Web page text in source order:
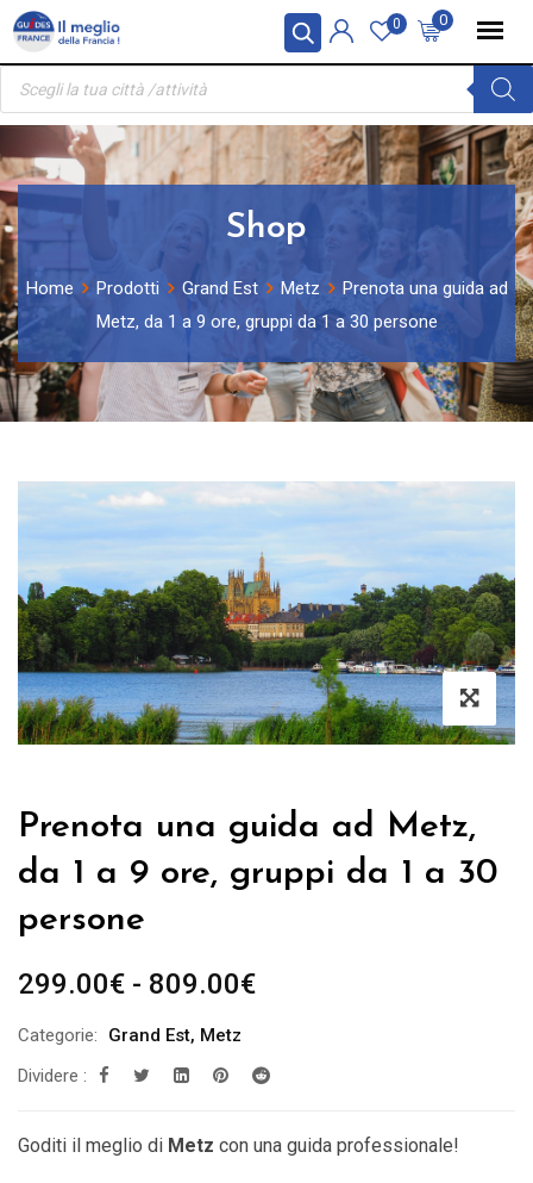
Pannello di gestione dei cookies
Skip
content
0
0
Ricerca
prodotti
Shop
Home Prodotti Grand Est Metz
Prenota una guida ad
Metz, da 1 a 9 ore, gruppi da 1 a 30 persone
Prenota una guida ad Metz,
da 1 a 9 ore, gruppi da 1 a 30
persone
299.00€ - 809.00€Fascia
da
a
Categorie: Grand Est, Metz
Dividere :
Goditi il ​​meglio di Metz con una guida professionale!